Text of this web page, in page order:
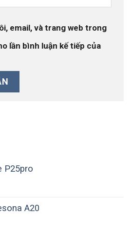
email, và trang web trong
lần bình luận kế tiếp của
P25pro
A20